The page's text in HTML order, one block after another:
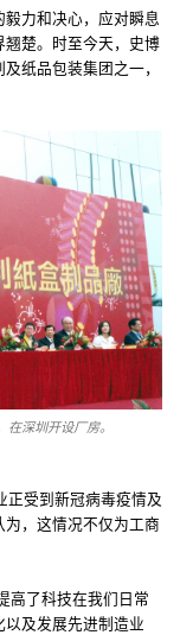
力和决心，应对瞬息
楚。时至今天，史博
纸品包装集团之一，
深圳开设厂房。
正受到新冠病毒疫情及
，这情况不仅为工商
高了科技在我们日常
及发展先进制造业